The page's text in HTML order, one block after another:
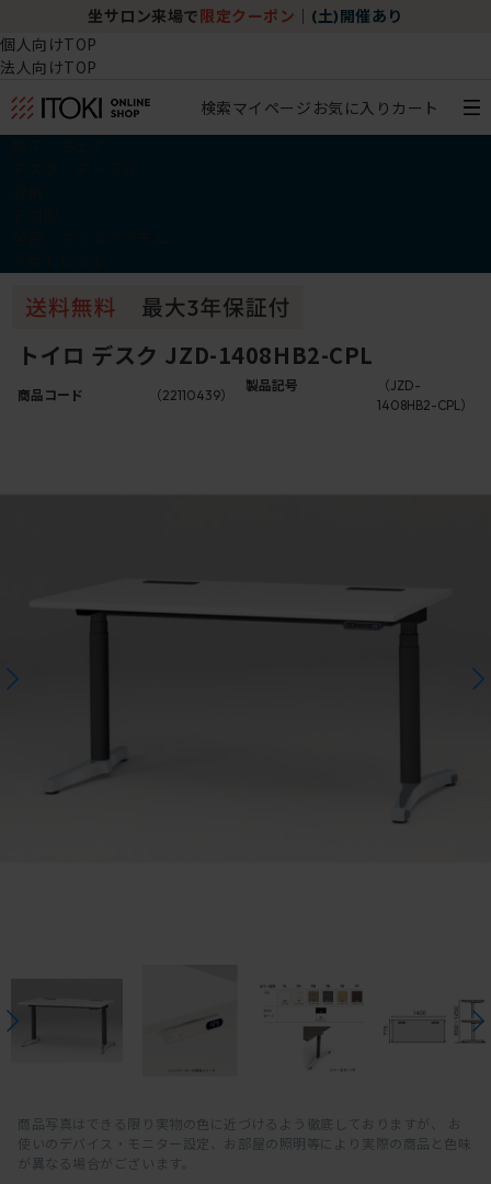
坐サロン来場で 限定クーポン (土)開催あり
個人向けTOP
法人向けTOP
検索マイページ お気に入り カート
トイロ デスク JZD-1408HB2-CPL
商品コード （22110439）
製品記号
（JZD-
1408HB2-CPL）
商品写真はできる限り実物の色に近づけるよう徹底しておりますが、 お
使いのデバイス・モニター設定、お部屋の照明等により実際の商品と色味
が異なる場合がございます。